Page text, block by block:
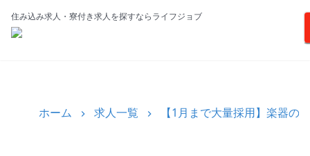
住み込み求人・寮付き求人を探すならライフジョブ
ホーム 求人一覧 【1月まで大量採用】楽器